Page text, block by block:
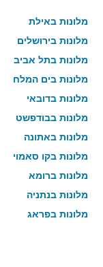
מלונות באילת
מלונות בירושלים
מלונות בתל אביב
מלונות בים המלח
מלונות בדובאי
מלונות בבודפשט
מלונות באתונה
מלונות בקו סאמוי
מלונות ברומא
מלונות בנתניה
מלונות בפראג